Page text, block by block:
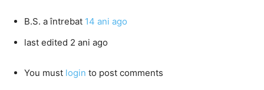
B.S. a întrebat 14 ani ago
last edited 2 ani ago
You must login to post comments